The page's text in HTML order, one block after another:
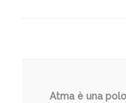
Atma è una